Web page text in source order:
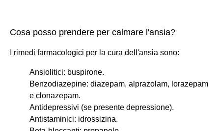
Cosa posso prendere per calmare l'ansia?
I rimedi farmacologici per la cura dell'ansia sono:
Ansiolitici: buspirone.
Benzodiazepine: diazepam, alprazolam, lorazepam
e clonazepam.
Antidepressivi (se presente depressione).
Antistaminici: idrossizina.